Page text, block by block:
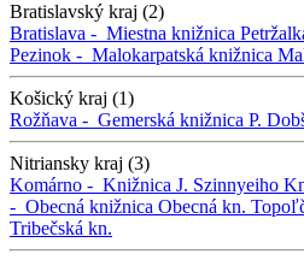
Bratislavský kraj (2)
Bratislava - Miestna knižnica
Pezinok - Malokarpatská knižnica
Košický kraj (1)
Rožňava - Gemerská knižnica P.
Nitriansky kraj (3)
Komárno - Knižnica J. Szinnyeiho
- Obecná knižnica Obecná kn.
Tribečská kn.